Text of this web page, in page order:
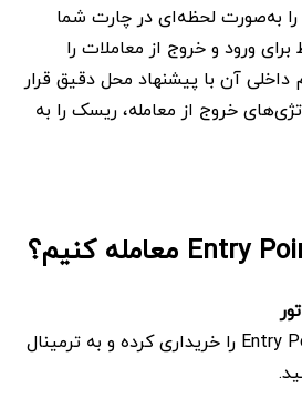
به‌صورت لحظه‌ای در چارت شما
ورود و خروج از معاملات را
داخلی آن با پیشنهاد محل دقیق قرار
خروج از معامله، ریسک را به
اندیکاتور Entry Points Pro را خریداری کرده و به ترمینال